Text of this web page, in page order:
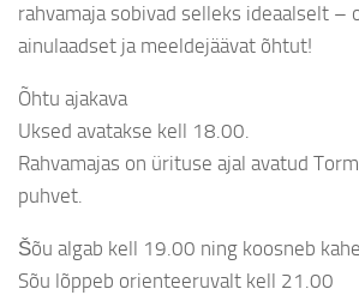
rahvamaja sobivad selleks ideaalselt –
ainulaadset ja meeldejäävat õhtut!
Õhtu ajakava
Uksed avatakse kell 18.00.
Rahvamajas on ürituse ajal avatud
puhvet.
Šõu algab kell 19.00 ning koosneb
Sõu lõppeb orienteeruvalt kell 21.00